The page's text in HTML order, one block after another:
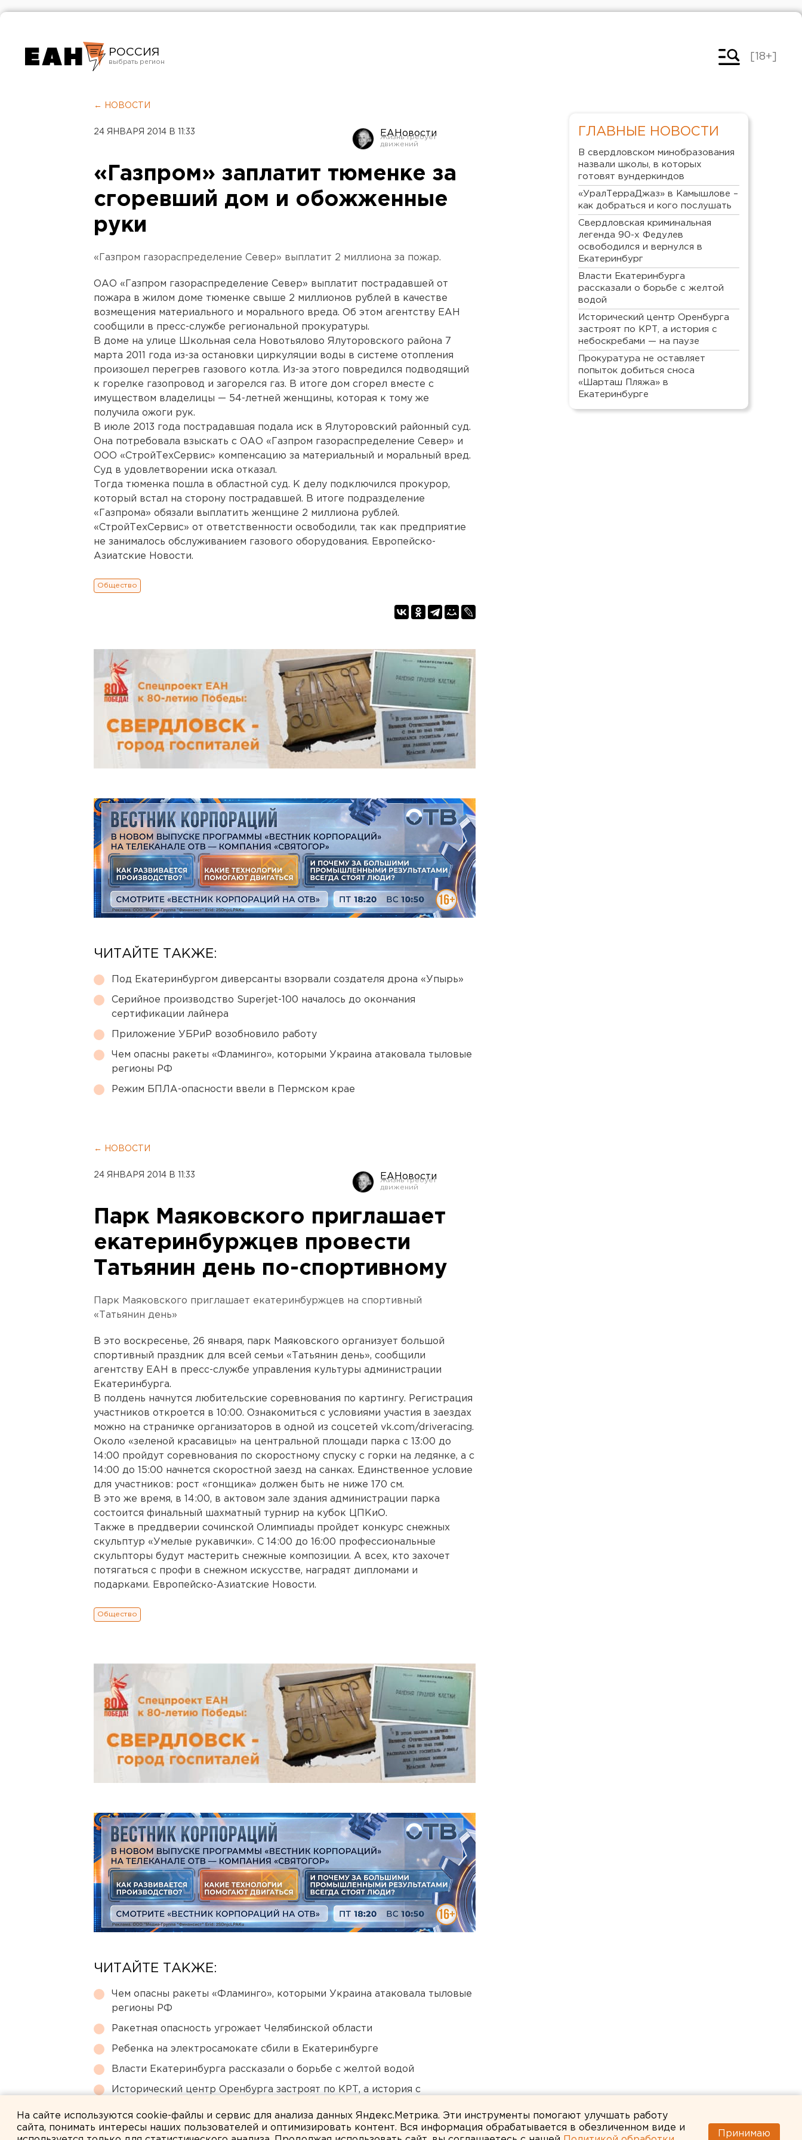
РОССИЯ
Челябинск
[18+]
← НОВОСТИ
24 ЯНВАРЯ 2014 В 11:33 ЕАНовости
«Газпром» заплатит тюменке за
сгоревший дом и обожженные
руки
«Газпром газораспределение Север» выплатит 2 миллиона за пожар.
ОАО «Газпром газораспределение Север» выплатит пострадавшей от
пожара в жилом доме тюменке свыше 2 миллионов рублей в качестве
возмещения материального и морального вреда. Об этом агентству ЕАН
сообщили в пресс-службе региональной прокуратуры.
В доме на улице Школьная села Новотьялово Ялуторовского района 7
марта 2011 года из-за остановки циркуляции воды в системе отопления
произошел перегрев газового котла. Из-за этого повредился подводящий
к горелке газопровод и загорелся газ. В итоге дом сгорел вместе с
имуществом владелицы — 54-летней женщины, которая к тому же
получила ожоги рук.
В июле 2013 года пострадавшая подала иск в Ялуторовский районный суд.
Она потребовала взыскать с ОАО «Газпром газораспределение Север» и
ООО «СтройТехСервис» компенсацию за материальный и моральный вред.
Суд в удовлетворении иска отказал.
Тогда тюменка пошла в областной суд. К делу подключился прокурор,
который встал на сторону пострадавшей. В итоге подразделение
«Газпрома» обязали выплатить женщине 2 миллиона рублей.
«СтройТехСервис» от ответственности освободили, так как предприятие
не занималось обслуживанием газового оборудования. Европейско-
Азиатские Новости.
Общество
ЧИТАЙТЕ ТАКЖЕ:
Под Екатеринбургом диверсанты взорвали создателя дрона «Упырь»
Серийное производство Superjet-100 началось до окончания
сертификации лайнера
Приложение УБРиР возобновило работу
Чем опасны ракеты «Фламинго», которыми Украина атаковала тыловые
регионы РФ
Режим БПЛА-опасности ввели в Пермском крае
← НОВОСТИ
24 ЯНВАРЯ 2014 В 11:33 ЕАНовости
Парк Маяковского приглашает
екатеринбуржцев провести
Татьянин день по-спортивному
Парк Маяковского приглашает екатеринбуржцев на спортивный
«Татьянин день»
В это воскресенье, 26 января, парк Маяковского организует большой
спортивный праздник для всей семьи «Татьянин день», сообщили
агентству ЕАН в пресс-службе управления культуры администрации
Екатеринбурга.
В полдень начнутся любительские соревнования по картингу. Регистрация
участников откроется в 10:00. Ознакомиться с условиями участия в заездах
можно на страничке организаторов в одной из соцсетей vk.com/driveracing.
Около «зеленой красавицы» на центральной площади парка с 13:00 до
14:00 пройдут соревнования по скоростному спуску с горки на ледянке, а с
14:00 до 15:00 начнется скоростной заезд на санках. Единственное условие
для участников: рост «гонщика» должен быть не ниже 170 см.
В это же время, в 14:00, в актовом зале здания администрации парка
состоится финальный шахматный турнир на кубок ЦПКиО.
Также в преддверии сочинской Олимпиады пройдет конкурс снежных
скульптур «Умелые рукавички». С 14:00 до 16:00 профессиональные
скульпторы будут мастерить снежные композиции. А всех, кто захочет
потягаться с профи в снежном искусстве, наградят дипломами и
подарками. Европейско-Азиатские Новости.
Общество
ЧИТАЙТЕ ТАКЖЕ:
Чем опасны ракеты «Фламинго», которыми Украина атаковала тыловые
регионы РФ
Ракетная опасность угрожает Челябинской области
Ребенка на электросамокате сбили в Екатеринбурге
Власти Екатеринбурга рассказали о борьбе с желтой водой
Исторический центр Оренбурга застроят по КРТ, а история с
ГЛАВНЫЕ НОВОСТИ
В свердловском минобразования
назвали школы, в которых
готовят вундеркиндов
«УралТерраДжаз» в Камышлове –
как добраться и кого послушать
Свердловская криминальная
легенда 90-х Федулев
освободился и вернулся в
Екатеринбург
Власти Екатеринбурга
рассказали о борьбе с желтой
водой
Исторический центр Оренбурга
застроят по КРТ, а история с
небоскребами — на паузе
Прокуратура не оставляет
попыток добиться сноса
«Шарташ Пляжа» в
Екатеринбурге
На сайте используются cookie-файлы и сервис для анализа данных Яндекс.Метрика. Эти инструменты помогают улучшать работу
сайта, понимать интересы наших пользователей и оптимизировать контент. Вся информация обрабатывается в обезличенном виде и
Принимаю